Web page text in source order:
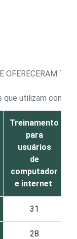
OFERECERAM
que utilizam
Treinamento
para
usuários
de
computador
e internet
31
28